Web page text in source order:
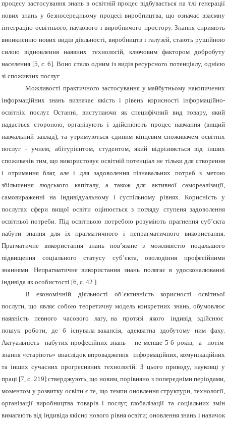
процесу застосування знань в освітній процес відбувається на тлі генерації
нових знань у безпосередньому процесі виробництва, що означає взаємну
інтеграцію освітнього, наукового і виробничого простору. Знання сприяють
виникненню нових видів діяльності, виробництв і галузей, стають рушійною
силою відновлення наявних технологій, ключовим фактором добробуту
населення [5, с. 6]. Воно стало одним із видів ресурсного потенціалу, однією
зі споживчих послуг.
Можливості практичного застосування у майбутньому накопичених
інформаційних знань визначає якість і рівень корисності інформаційно-
освітніх послуг. Останні, виступаючи як специфічний вид товару, який
надається стороною, організують і здійснюють процес навчання (вищий
навчальний заклад), та утримуються єдиним кінцевим споживачем освітніх
послуг - учнем, абітурієнтом, студентом, який відрізняється від інших
споживачів тим, що використовує освітній потенціал не тільки для створення
і отримання благ, але і для задоволення пізнавальних потреб з метою
збільшення людського капіталу, а також для активної самореалізації,
самовираженні на індивідуальному і суспільному рівнях. Корисність у
послугах сфери вищої освіти оцінюється з погляду ступеня задоволення
освітньої потреби. Під освітньою потребою розуміють прагнення суб’єкта
набути знання для їх прагматичного і непрагматичного використання.
Прагматичне використання знань пов’язане з можливістю подальшого
підвищення соціального статусу суб’єкта, оволодіння професійними
знаннями. Непрагматичне використання знань полягає в удосконалюванні
індивіда як особистості [6, с. 42 ].
В економічній діяльності об’єктивність корисності освітньої
послуги, що являє собою теоретичну модель конкретних знань, обумовлює
наявність певного часового лагу, на протязі якого індивід здійснює
пошук роботи, де б існувала вакансія, адекватна здобутому ним фаху.
Актуальність набутих професійних знань – не менше 5-6 років, а потім
знання «старіють» внаслідок впровадження інформаційних, комунікаційних
та інших сучасних прогресивних технологій. З цього приводу, науковці у
праці [7, с. 219] стверджують, що новим, порівняно з попередніми періодами,
моментом у розвитку освіти є те, що темпи оновлення структури, технології,
організації виробництва товарів і послуг, глобалізації та соціальних змін
вимагають від індивіда якісно нового рівня освіти; оновлення знань і навичок